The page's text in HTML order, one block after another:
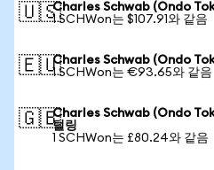
🇺🇸Charles Schwab (Ondo
1 SCHWon는 $107.91와 같음
🇪🇺Charles Schwab (Ondo
1 SCHWon는 €93.65와 같음
🇬🇧Charles Schwab (Ondo
털링
1 SCHWon는 £80.24와 같음